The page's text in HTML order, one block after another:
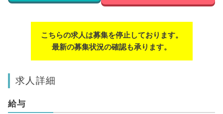
こちらの求人は募集を停止しております。
最新の募集状況の確認も承ります。
求人詳細
給与